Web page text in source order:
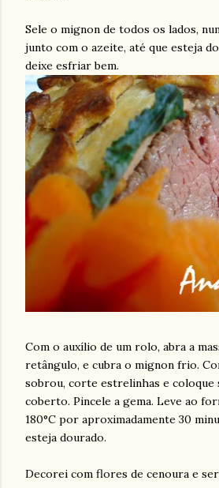
Sele o mignon de todos os lados,
junto com o azeite, até que esteja
deixe esfriar bem.
Com o auxílio de um rolo, abra a
retângulo, e cubra o mignon frio.
sobrou, corte estrelinhas e coloque
coberto. Pincele a gema. Leve ao
180°C por aproximadamente 30
esteja dourado.
Decorei com flores de cenoura e